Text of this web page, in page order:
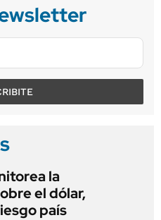
la
el dólar,
país